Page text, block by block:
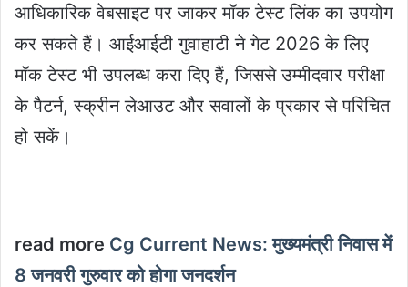
आधिकारिक वेबसाइट पर जाकर मॉक टेस्ट लिंक का उपयोग
कर सकते हैं। आईआईटी गुवाहाटी ने गेट 2026 के लिए
मॉक टेस्ट भी उपलब्ध करा दिए हैं, जिससे उम्मीदवार परीक्षा
के पैटर्न, स्क्रीन लेआउट और सवालों के प्रकार से परिचित
हो सकें।
read more Cg Current News: मुख्यमंत्री निवास में
8 जनवरी गुरुवार को होगा जनदर्शन